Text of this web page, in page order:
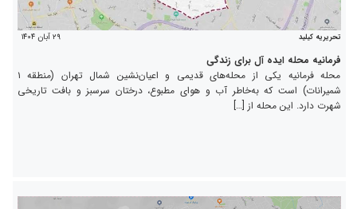
تحریریه کیلید ۲۹ آبان ۱۴۰۴
فرمانیه محله ایده آل برای زندگی
محله فرمانیه یکی از محله‌های قدیمی و اعیان‌نشین شمال تهران (منطقه ۱
شمیرانات) است که به‌خاطر آب و هوای مطبوع، درختان سرسبز و بافت تاریخی
شهرت دارد. این محله از […]